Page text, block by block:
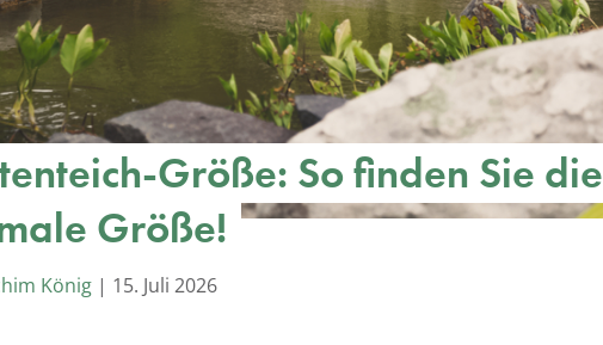
Größe: So finden Sie die
Größe!
König | 15. Juli 2026